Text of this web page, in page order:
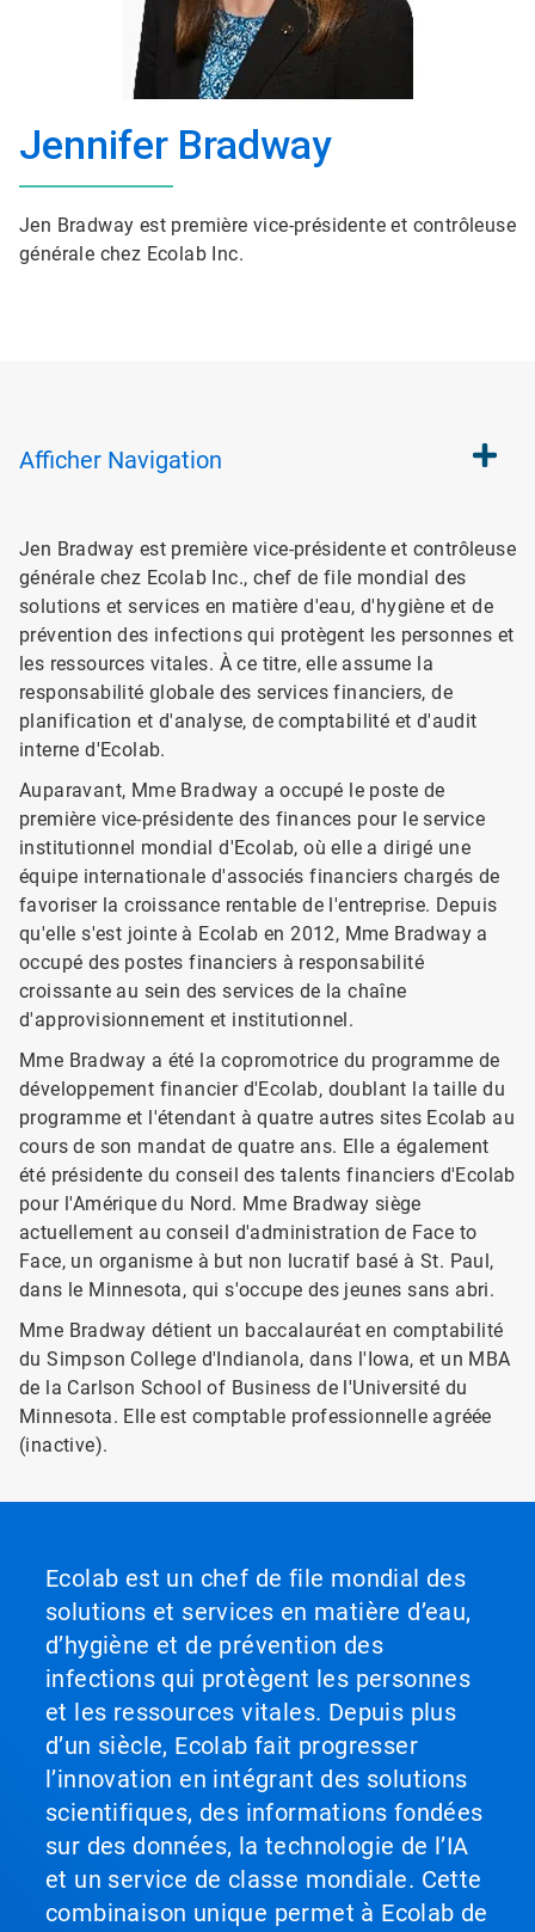
Jennifer Bradway
Jen Bradway est première vice-présidente et contrôleuse
générale chez Ecolab Inc.
Afficher Navigation
Jen Bradway est première vice-présidente et contrôleuse
générale chez Ecolab Inc., chef de file mondial des
solutions et services en matière d'eau, d'hygiène et de
prévention des infections qui protègent les personnes et
les ressources vitales. À ce titre, elle assume la
responsabilité globale des services financiers, de
planification et d'analyse, de comptabilité et d'audit
interne d'Ecolab.
Auparavant, Mme Bradway a occupé le poste de
première vice-présidente des finances pour le service
institutionnel mondial​​​​​​​ d'Ecolab, où elle a dirigé une
équipe internationale d'associés financiers chargés de
favoriser la croissance rentable de l'entreprise. Depuis
qu'elle s'est jointe à Ecolab en 2012, Mme Bradway a
occupé des postes financiers à responsabilité
croissante au sein des services de la chaîne
d'approvisionnement et institutionnel.
Mme Bradway a été la copromotrice du programme de
développement financier d'Ecolab, doublant la taille du
programme et l'étendant à quatre autres sites Ecolab au
cours de son mandat de quatre ans. Elle a également
été présidente du conseil des talents financiers d'Ecolab
pour l'Amérique du Nord.​​​​​​​ Mme Bradway siège
actuellement au conseil d'administration de Face to
Face, un organisme à but non lucratif basé à St. Paul,
dans le Minnesota, qui s'occupe des jeunes sans abri.
Mme Bradway détient un baccalauréat en comptabilité
du Simpson College d'Indianola, dans l'Iowa, et un MBA
de la Carlson School of Business de l'Université du
Minnesota.​​​​​​​ Elle est comptable professionnelle agréée
(inactive).​​​​​​​
Ecolab est un chef de file mondial des
solutions et services en matière d’eau,
d’hygiène et de prévention des
infections qui protègent les personnes
et les ressources vitales. Depuis plus
d’un siècle, Ecolab fait progresser
l’innovation en intégrant des solutions
scientifiques, des informations fondées
sur des données, la technologie de l’IA
et un service de classe mondiale. Cette
combinaison unique permet à Ecolab de